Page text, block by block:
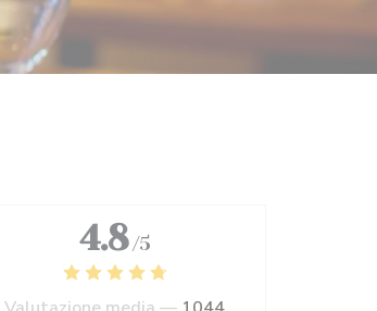
4.8 /5